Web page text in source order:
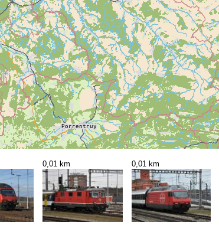
0,01 km 0,01 km